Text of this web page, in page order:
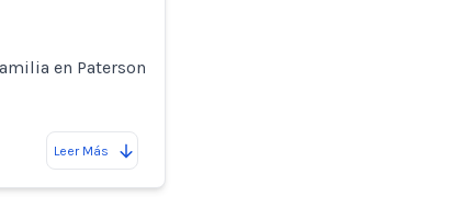
en Paterson
Leer Más